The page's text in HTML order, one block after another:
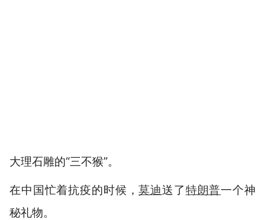
大理石雕的“三不猴”。
在中国忙着抗疫的时候，莫迪送了特朗普一个神
秘礼物。